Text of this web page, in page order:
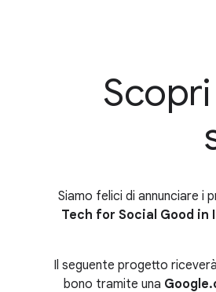
Siamo felici di annunciare i
Tech for Social Good in
Il seguente progetto
bono tramite una